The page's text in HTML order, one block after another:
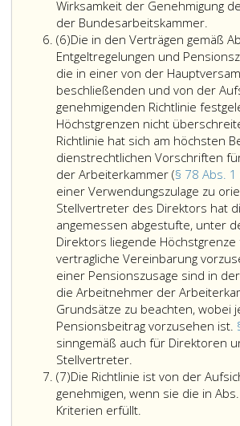
Wirksamkeit der Genehmigung
der Bundesarbeitskammer.
(6)Absatz
6
Die in den Verträgen gemäß
Entgeltregelungen und
die in einer von der
beschließenden und von der
genehmigenden Richtlinie
Höchstgrenzen nicht
Richtlinie hat sich am höchsten
dienstrechtlichen Vorschriften
der Arbeiterkammer (§ 78 Abs. 1
einer Verwendungszulage zu
Stellvertreter des Direktors hat
angemessen abgestufte, unter
Direktors liegende
vertragliche Vereinbarung
einer Pensionszusage sind in
die Arbeitnehmer der
Grundsätze zu beachten, wobei
Pensionsbeitrag vorzusehen ist.
sinngemäß auch für Direktoren
Stellvertreter.
in
den
Verträgen
(7)Absatz
7
Die Richtlinie ist von der
genehmigen, wenn sie die in
Kriterien erfüllt.